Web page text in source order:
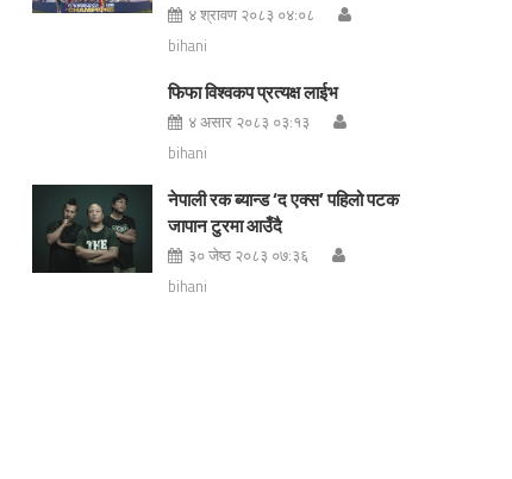
४ श्रावण २०८३ ०४:०८
bihani
फिफा विश्वकप प्रत्यक्ष लाईभ
४ असार २०८३ ०३:१३
bihani
नेपाली रक ब्यान्ड ‘द एक्स’ पहिलो पटक
जापान टुरमा आउँदै
३० जेष्ठ २०८३ ०७:३६
bihani